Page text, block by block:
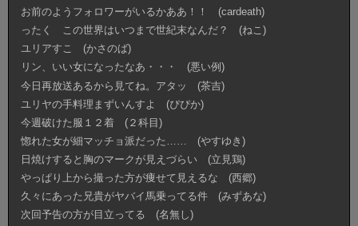
お前のようフォロワーがいるかああ！！ (cardeath)
ったく この世界はいつまで世紀末なんだ？ (ねこ)
ユリアすこ (かさのば)
リン、いい女になったなあ・・・ (悪い例)
今日再放送あるから見てね。アタッ (茶吉)
ユリヤの手料理まずいんすよ (ぴぴか)
今週破けた服１２着 (２科目)
惚れた女が細マッチョ派だった…… (やすゆき)
日焼けすると胸のマークが見えづらい (立見鶏)
やっぱり上から撮った方が痩せて見えるな (西郷)
久々にあった兄貴がヤバイ馬乗ってる件 (みずあな)
次回予告の方が目立ってる (名無し)